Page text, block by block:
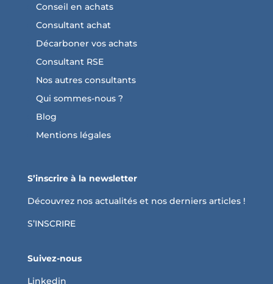
Conseil en achats
Consultant achat
Décarboner vos achats
Consultant RSE
Nos autres consultants
Qui sommes-nous ?
Blog
Mentions légales
S’inscrire à la newsletter
Découvrez nos actualités et nos derniers articles !
S’INSCRIRE
Suivez-nous
Linkedin